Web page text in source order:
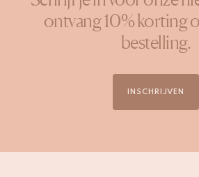
ontvang 10% korting
bestelling.
INSCHRIJVEN